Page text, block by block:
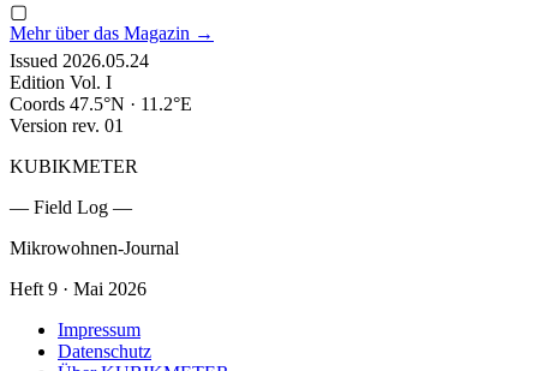
▢
Mehr über das Magazin →
Issued 2026.05.24
Edition Vol. I
Coords 47.5°N · 11.2°E
Version rev. 01
KUBIKMETER
— Field Log —
Mikrowohnen-Journal
Heft 9 · Mai 2026
Impressum
Datenschutz